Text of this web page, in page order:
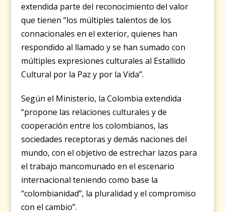
extendida parte del reconocimiento del valor
que tienen “los múltiples talentos de los
connacionales en el exterior, quienes han
respondido al llamado y se han sumado con
múltiples expresiones culturales al Estallido
Cultural por la Paz y por la Vida”.
Según el Ministerio, la Colombia extendida
“propone las relaciones culturales y de
cooperación entre los colombianos, las
sociedades receptoras y demás naciones del
mundo, con el objetivo de estrechar lazos para
el trabajo mancomunado en el escenario
internacional teniendo como base la
“colombianidad”, la pluralidad y el compromiso
con el cambio”.